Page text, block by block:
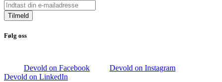
Tilmeld
Følg oss
Devold on Facebook
Devold on Instagram
Devold on LinkedIn